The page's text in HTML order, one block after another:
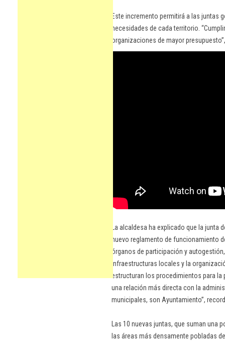
Este incremento permitirá a las juntas
necesidades de cada territorio.
organizaciones de mayor
La alcaldesa ha explicado que la junta
nuevo reglamento de funcionamiento
órganos de participación y
infraestructuras locales y la
estructuran los procedimientos para
una relación más directa con la
municipales, son Ayuntamiento”,
Las 10 nuevas juntas, que suman una
las áreas más densamente pobladas